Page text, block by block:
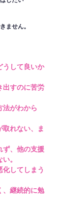
ません。
うして良いか
出すのに苦労
法がわから
取れない、ま
ず、他の支援
。
化してしまう
、継続的に勉